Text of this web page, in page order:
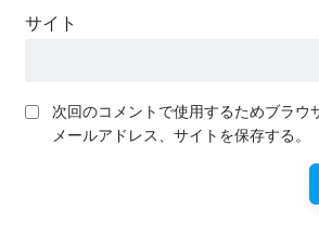
サイト
次回のコメントで使用するためブラウ
メールアドレス、サイトを保存する。